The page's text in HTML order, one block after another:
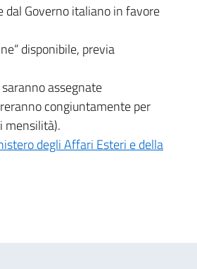
dal Governo italiano in favore
disponibile, previa
assegnate
congiuntamente per
mensilità).
degli Affari Esteri e della